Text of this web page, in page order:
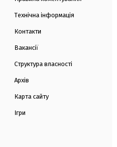
Технічна інформація
Контакти
Вакансії
Структура власності
Архів
Карта сайту
Ігри